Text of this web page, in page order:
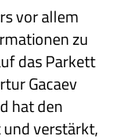
vor allem
zu
das Parkett
Gacaev
hat den
und verstärkt,